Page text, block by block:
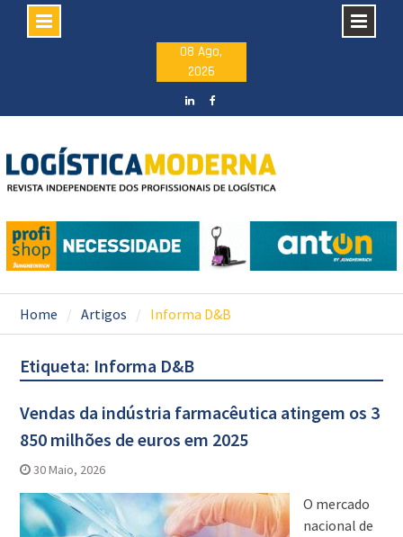
08 Ago,
2026
Home Artigos Informa D&B
Etiqueta: Informa D&B
Vendas da indústria farmacêutica atingem os 3
850 milhões de euros em 2025
30 Maio, 2026
O mercado
nacional de